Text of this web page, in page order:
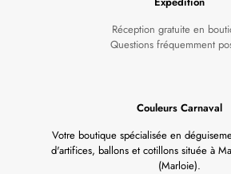
Réception gratuite en
Questions fréquemment
Couleurs Carnaval
Votre boutique spécialisée en
d'artifices, ballons et cotillons située à
(Marloie).